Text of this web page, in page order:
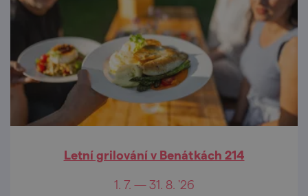
Letní grilování v Benátkách 214
1. 7. — 31. 8. '26